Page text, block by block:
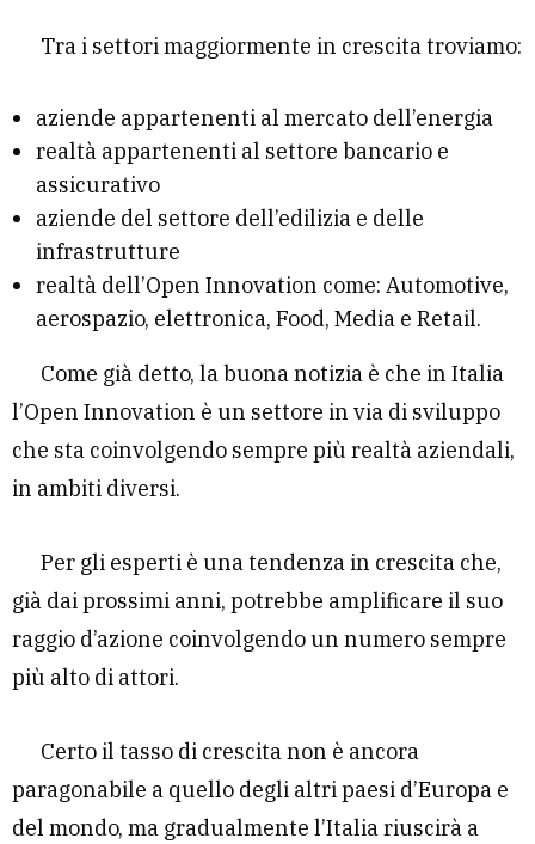
Tra i settori maggiormente in crescita troviamo:
aziende appartenenti al mercato dell’energia
realtà appartenenti al settore bancario e
assicurativo
aziende del settore dell’edilizia e delle
infrastrutture
realtà dell’Open Innovation come: Automotive,
aerospazio, elettronica, Food, Media e Retail.
Come già detto, la buona notizia è che in Italia
l’Open Innovation è un settore in via di sviluppo
che sta coinvolgendo sempre più realtà aziendali,
in ambiti diversi.
Per gli esperti è una tendenza in crescita che,
già dai prossimi anni, potrebbe amplificare il suo
raggio d’azione coinvolgendo un numero sempre
più alto di attori.
Certo il tasso di crescita non è ancora
paragonabile a quello degli altri paesi d’Europa e
del mondo, ma gradualmente l’Italia riuscirà a